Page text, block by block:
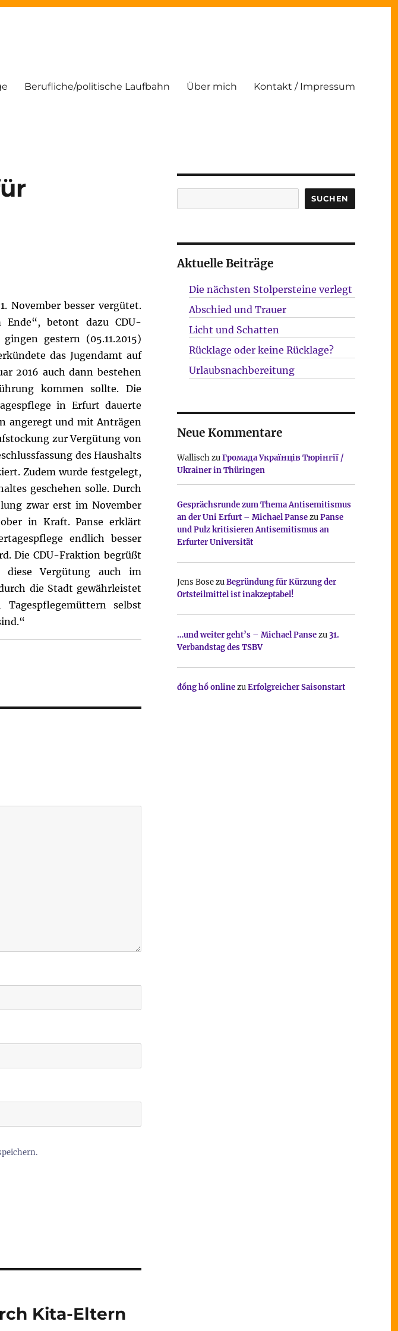
Berufliche/politische Laufbahn Über mich Kontakt / Impressum
November besser vergütet.
betont dazu CDU-
gestern (05.11.2015)
das Jugendamt auf
2016 auch dann bestehen
kommen sollte. Die
in Erfurt dauerte
angeregt und mit Anträgen
zur Vergütung von
des Haushalts
Zudem wurde festgelegt,
geschehen solle. Durch
zwar erst im November
in Kraft.Panse erklärt
endlich besser
Die CDU-Fraktion begrüßt
diese Vergütung auch im
die Stadt gewährleistet
selbst
Kita-Eltern
SUCHEN
Aktuelle Beiträge
Die nächsten Stolpersteine verlegt
Abschied und Trauer
Licht und Schatten
Rücklage oder keine Rücklage?
Urlaubsnachbereitung
Neue Kommentare
WallischzuГромада Українців Тюрінгії /
Ukrainer in Thüringen
Gesprächsrunde zum Thema Antisemitismus
an der Uni Erfurt – Michael PansezuPanse
und Pulz kritisieren Antisemitismus an
Erfurter Universität
Jens BosezuBegründung für Kürzung der
Ortsteilmittel ist inakzeptabel!
…und weiter geht’s – Michael Pansezu31.
Verbandstag des TSBV
đồng hồ onlinezuErfolgreicher Saisonstart